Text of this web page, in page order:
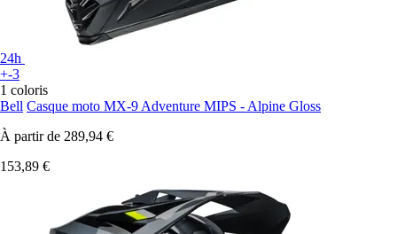
24h
+-3
1 coloris
Bell Casque moto MX-9 Adventure MIPS - Alpine Gloss
À partir de 289,94 €
153,89 €